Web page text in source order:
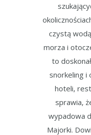
czystą
morza i
to
snorkeling i
hoteli,
sprawia,
wypadowa
Majorki.